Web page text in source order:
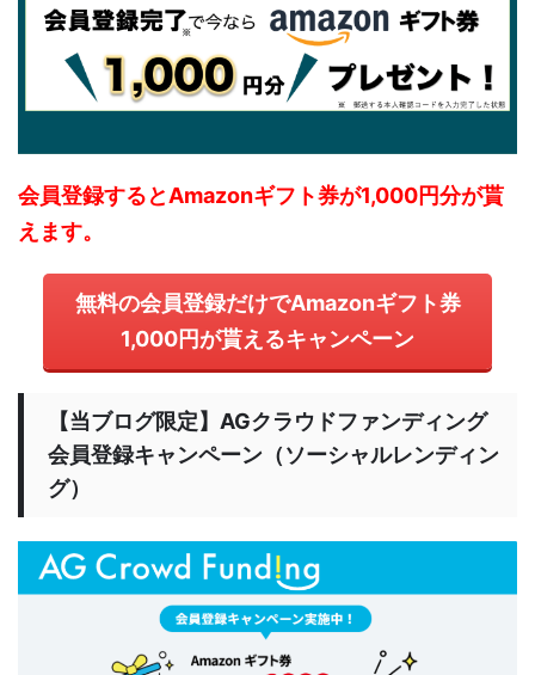
会員登録するとAmazonギフト券が1,000円分が貰
えます。
無料の会員登録だけでAmazonギフト券
1,000円が貰えるキャンペーン
【当ブログ限定】AGクラウドファンディング
会員登録キャンペーン（ソーシャルレンディン
グ）